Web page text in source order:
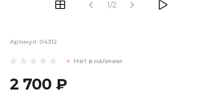
1/2
Артикул: 04312
Нет в наличии
2 700 ₽